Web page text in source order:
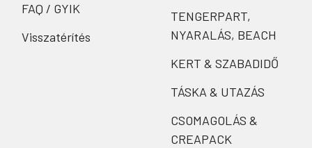
FAQ / GYIK
Visszatérítés
TENGERPART,
NYARALÁS, BEACH
KERT & SZABADIDŐ
TÁSKA & UTAZÁS
CSOMAGOLÁS &
CREAPACK